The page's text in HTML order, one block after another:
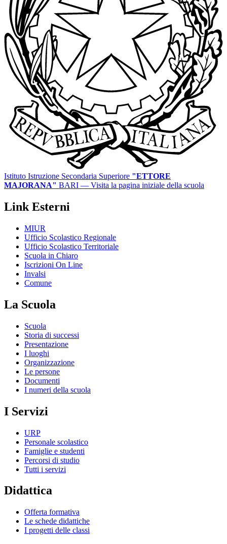
Istituto Istruzione Secondaria Superiore "ETTORE
MAJORANA" BARI — Visita la pagina iniziale della scuola
Link Esterni
MIUR
Ufficio Scolastico Regionale
Ufficio Scolastico Territoriale
Scuola in Chiaro
Iscrizioni On Line
Invalsi
Comune
La Scuola
Scuola
Storia di successi
Presentazione
I luoghi
Organizzazione
Le persone
Documenti
I numeri della scuola
I Servizi
URP
Personale scolastico
Famiglie e studenti
Percorsi di studio
Tutti i servizi
Didattica
Offerta formativa
Le schede didattiche
I progetti delle classi